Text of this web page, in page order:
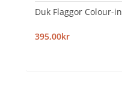
Duk Flaggor Colour-in
395,00kr